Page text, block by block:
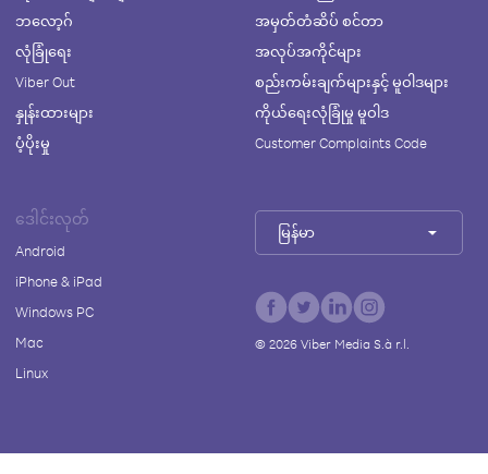
ဘလော့ဂ်
လုံခြုံရေး
Viber Out
နှုန်းထားများ
ပံ့ပိုးမှု
အမှတ်တံဆိပ် စင်တာ
အလုပ်အကိုင်များ
စည်းကမ်းချက်များနှင့် မူဝါဒများ
ကိုယ်ရေးလုံခြုံမှု မူဝါဒ
Customer Complaints Code
ဒေါင်းလုတ်
Android
iPhone & iPad
Windows PC
Mac
Linux
မြန်မာ
© 2026Viber Media S.à r.l.